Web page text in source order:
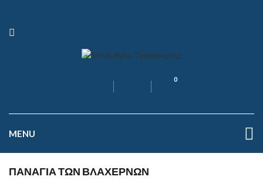
0
MENU
ΠΑΝΑΓΙΑ ΤΩΝ ΒΛΑΧΕΡΝΩΝ